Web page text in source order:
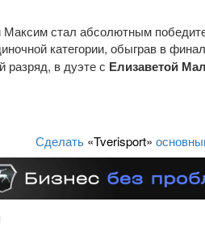
Максим стал абсолютным
категории, обыграв в
разряд, в дуэте с Елизаветой
Сделать «Tverisport»